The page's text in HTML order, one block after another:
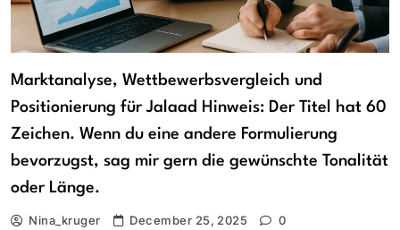
Marktanalyse, Wettbewerbsvergleich und
Positionierung für Jalaad Hinweis: Der Titel hat 60
Zeichen. Wenn du eine andere Formulierung
bevorzugst, sag mir gern die gewünschte Tonalität
oder Länge.
Nina_kruger December 25, 2025 0